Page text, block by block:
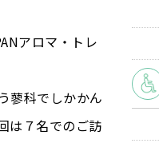
アロマ・トレ
蓼科でしかかん
は７名でのご訪